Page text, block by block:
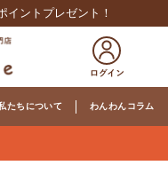
イントプレゼント！
たちについて わんわんコラム